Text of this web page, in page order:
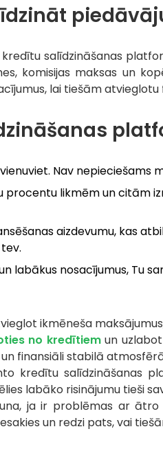
salīdzināšanas
komisijas maksas un
lai tiešām atvieglotu
Nav nepieciešams
likmēm un citām
aizdevumu, kas
labākus nosacījumus, Tu
ikmēneša
no kredītiemun uzlabot
finansiāli stabilā
kredītu salīdzināšanas
labāko risinājumu tieši
ja ir problēmas ar
un redzi pats, vai